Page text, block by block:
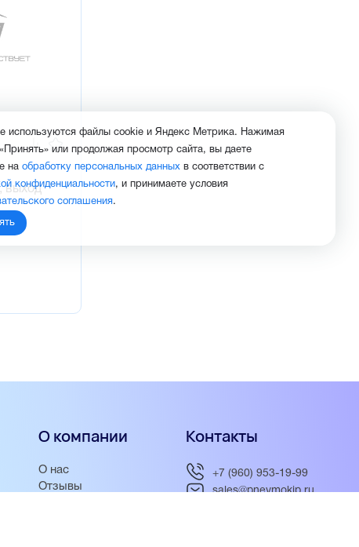
выход
О компании
О нас
Отзывы
Контакты
+7 (960) 953-19-99
sales@pnevmokip.ru
используются файлы cookie и Яндекс Метрика. Нажимая
или продолжая просмотр сайта, вы даете
на обработку персональных данных в соответствии с
конфиденциальности, и принимаете условия
соглашения.